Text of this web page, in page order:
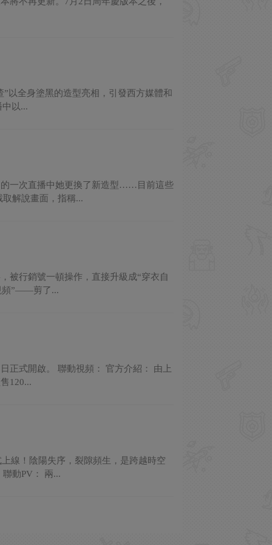
以全身塗黑的造型亮相，引發西方媒體和
以...
的一次直播中她更換了新造型……目前這些
解說畫面，指稱...
被行銷號一頓操作，直接升級成“穿衣自
頻”——剪了...
正式開啟。 聯動視頻： 官方介紹： 由上
120...
線！陰陽失序，裂隙頻生，是跨越時空
動PV： 兩...